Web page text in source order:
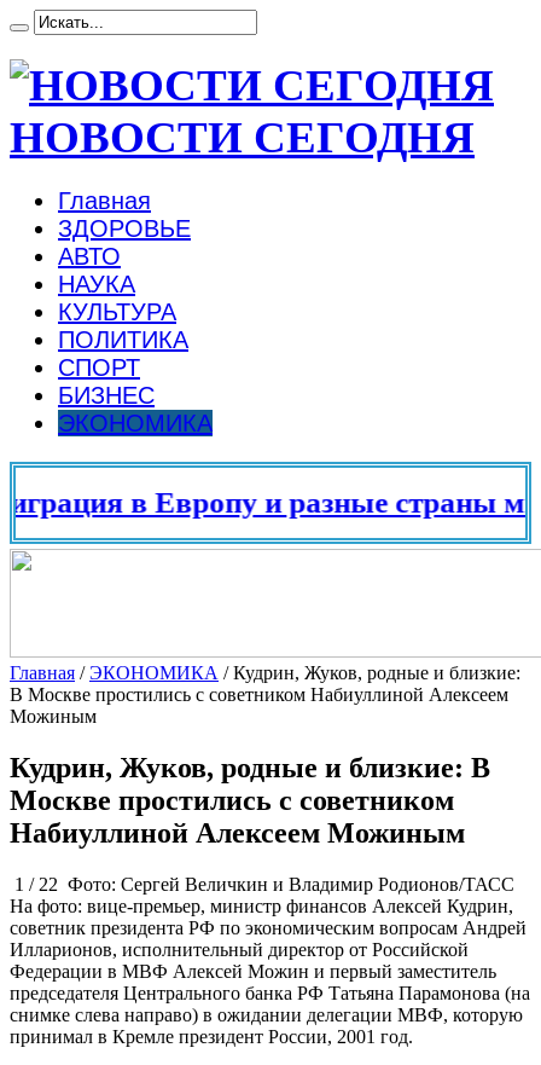
НОВОСТИ СЕГОДНЯ
Главная
ЗДОРОВЬЕ
АВТО
НАУКА
КУЛЬТУРА
ПОЛИТИКА
СПОРТ
БИЗНЕС
ЭКОНОМИКА
в Европу и разные страны мира
Главная /ЭКОНОМИКА /Кудрин, Жуков, родные и близкие:
В Москве простились с советником Набиуллиной Алексеем
Можиным
Кудрин, Жуков, родные и близкие: В
Москве простились с советником
Набиуллиной Алексеем Можиным
1 / 22 Фото: Сергей Величкин и Владимир Родионов/ТАСС
На фото: вице-премьер, министр финансов Алексей Кудрин,
советник президента РФ по экономическим вопросам Андрей
Илларионов, исполнительный директор от Российской
Федерации в МВФ Алексей Можин и первый заместитель
председателя Центрального банка РФ Татьяна Парамонова (на
снимке слева направо) в ожидании делегации МВФ, которую
принимал в Кремле президент России, 2001 год.